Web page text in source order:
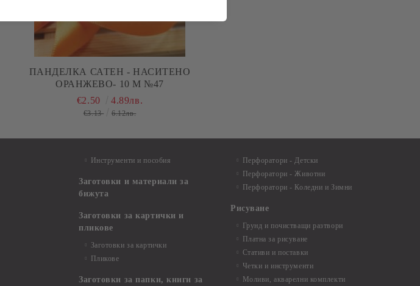
ПАНДЕЛКА САТЕН - НАСИТЕНО
ОРАНЖЕВО- 10 М №47
€2.50 4.89лв.
€3.13 6.12лв.
Инструменти и пособия
Заготовки и материали за
бижута
Заготовки за картички и
пликове
Заготовки за картички
Пликове
Заготовки за папки, книги за
Перфоратори - Детски
Перфоратори - Животни
Перфоратори - Коледни и Зимни
Рисуване
Грунд и почистващи разтвори
Платна за рисуване
Стативи и поставки
Четки и инструменти
Моливи, акварелни комплекти